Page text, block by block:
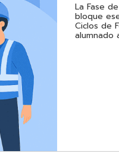
La Fase
bloque
Ciclos de
alumnado